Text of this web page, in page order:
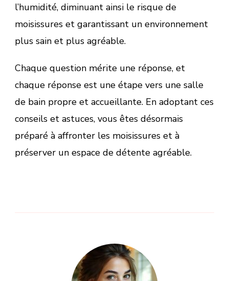
l’humidité, diminuant ainsi le risque de
moisissures et garantissant un environnement
plus sain et plus agréable.
Chaque question mérite une réponse, et
chaque réponse est une étape vers une salle
de bain propre et accueillante. En adoptant ces
conseils et astuces, vous êtes désormais
préparé à affronter les moisissures et à
préserver un espace de détente agréable.